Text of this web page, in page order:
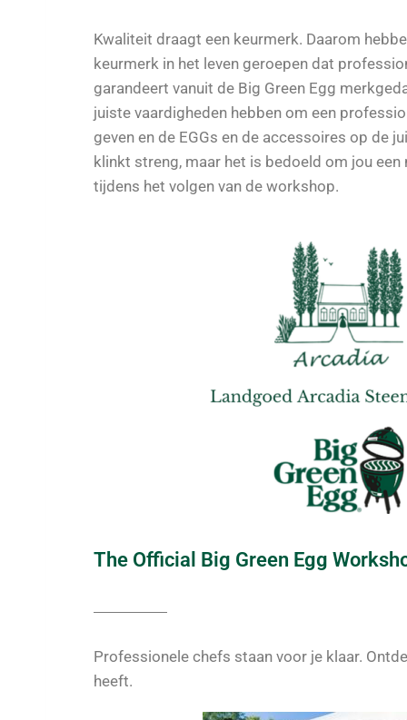
Kwaliteit draagt een keurmerk. Daarom
keurmerk in het leven geroepen dat
garandeert vanuit de Big Green Egg
juiste vaardigheden hebben om een
geven en de EGGs en de accessoires op de
klinkt streng, maar het is bedoeld om jou
tijdens het volgen van de workshop.
The Official Big Green Egg
Professionele chefs staan voor je klaar.
heeft.